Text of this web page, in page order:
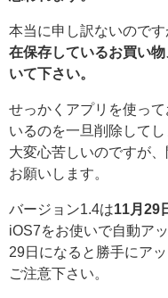
本当に申し訳ないのです
在保存しているお買い
いて下さい。
せっかくアプリを使っ
いるのを一旦削除して
大変心苦しいのですが
お願いします。
バージョン1.4は11月29
iOS7をお使いで自動ア
29日になると勝手にア
ご注意下さい。